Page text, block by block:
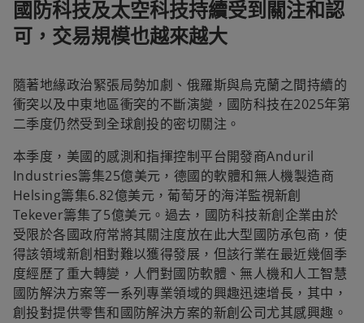
國防科技及太空科技持續受到關注和認
可，交易規模也越來越大
隨著地緣政治緊張局勢加劇、俄羅斯與烏克蘭之間持續的
衝突以及中東地區衝突的不斷演變，國防科技在2025年第
二季度仍然受到全球創投的密切關注。
本季度，美國的感測和指揮控制平台開發商Anduril
Industries籌集25億美元，德國的軟體和無人機製造商
Helsing籌集6.82億美元，葡萄牙的海洋監視新創
Tekever籌集了5億美元。過去，國防科技新創企業由於
受限於各國政府常將其關注度放在此大型國防承包商，使
得該領域新創相對難以獲得發展，但該行業在最近幾個季
度經歷了重大轉變，人們對國防軟體、無人機和人工智慧
國防解決方案等一系列專業領域的興趣迅速增長，其中，
創投對提供零售和國防解決方案的新創公司尤其感興趣。